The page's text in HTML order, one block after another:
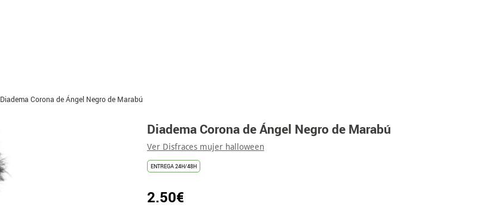
Diadema Corona de Ángel Negro de Marabú
Diadema Corona de Ángel Negro de Marabú
Ver Disfraces mujer halloween
ENTREGA 24H/48H
2.50€